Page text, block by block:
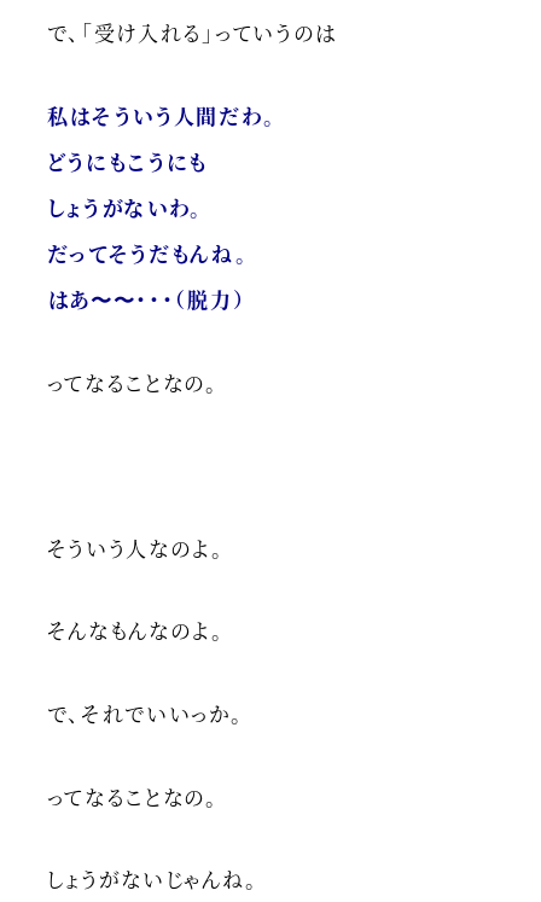
で、「受け入れる」っていうのは
私はそういう人間だわ。
どうにもこうにも
しょうがないわ。
だってそうだもんね。
はあ〜〜・・・（脱力）
ってなることなの。
そういう人なのよ。
そんなもんなのよ。
で、それでいいっか。
ってなることなの。
しょうがないじゃんね。